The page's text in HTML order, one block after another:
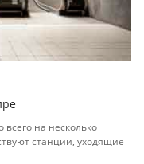
на несколько
станции, уходящие